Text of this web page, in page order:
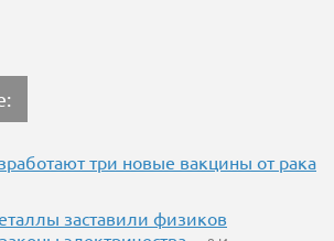
три новые вакцины от рака
заставили физиков